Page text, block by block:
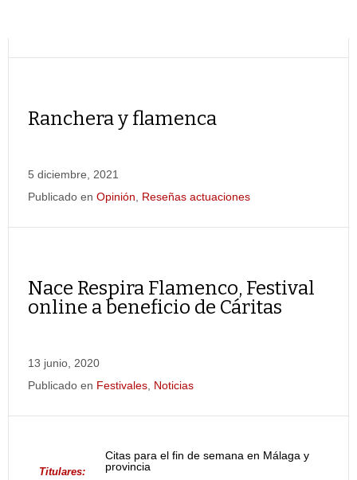
Ranchera y flamenca
5 diciembre, 2021
Publicado en Opinión Reseñas actuaciones
Nace Respira Flamenco, Festival
online a beneficio de Cáritas
13 junio, 2020
Publicado en Festivales Noticias
Titulares:
Citas para el fin de semana en Málaga y
provincia